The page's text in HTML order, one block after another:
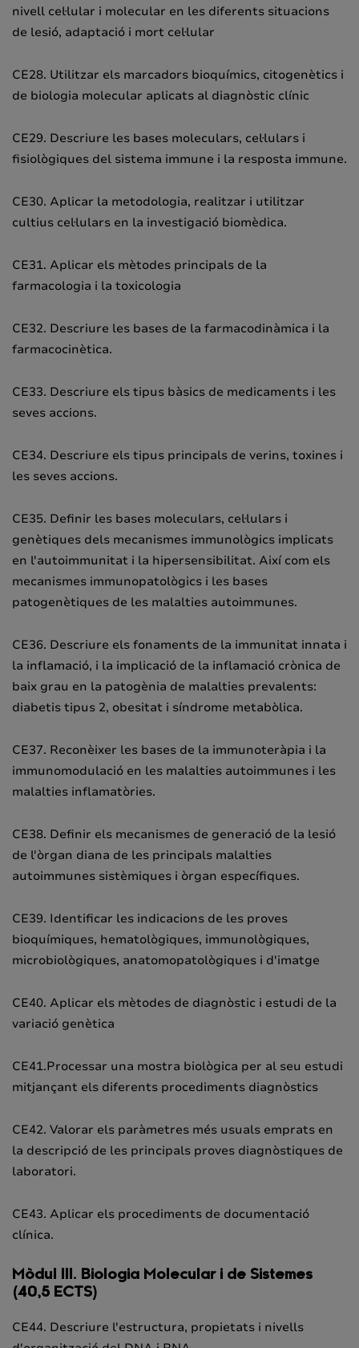
nivell cel·lular i molecular en les diferents situacions
de lesió, adaptació i mort cel·lular
CE28. Utilitzar els marcadors bioquímics, citogenètics i
de biologia molecular aplicats al diagnòstic clínic
CE29. Descriure les bases moleculars, cel·lulars i
fisiològiques del sistema immune i la resposta immune.
CE30. Aplicar la metodologia, realitzar i utilitzar
cultius cel·lulars en la investigació biomèdica.
CE31. Aplicar els mètodes principals de la
farmacologia i la toxicologia
CE32. Descriure les bases de la farmacodinàmica i la
farmacocinètica.
CE33. Descriure els tipus bàsics de medicaments i les
seves accions.
CE34. Descriure els tipus principals de verins, toxines i
les seves accions.
CE35. Definir les bases moleculars, cel·lulars i
genètiques dels mecanismes immunològics implicats
en l'autoimmunitat i la hipersensibilitat. Així com els
mecanismes immunopatològics i les bases
patogenètiques de les malalties autoimmunes.
CE36. Descriure els fonaments de la immunitat innata i
la inflamació, i la implicació de la inflamació crònica de
baix grau en la patogènia de malalties prevalents:
diabetis tipus 2, obesitat i síndrome metabòlica.
CE37. Reconèixer les bases de la immunoteràpia i la
immunomodulació en les malalties autoimmunes i les
malalties inflamatòries.
CE38. Definir els mecanismes de generació de la lesió
de l'òrgan diana de les principals malalties
autoimmunes sistèmiques i òrgan específiques.
CE39. Identificar les indicacions de les proves
bioquímiques, hematològiques, immunològiques,
microbiològiques, anatomopatològiques i d'imatge
CE40. Aplicar els mètodes de diagnòstic i estudi de la
variació genètica
CE41.Processar una mostra biològica per al seu estudi
mitjançant els diferents procediments diagnòstics
CE42. Valorar els paràmetres més usuals emprats en
la descripció de les principals proves diagnòstiques de
laboratori.
CE43. Aplicar els procediments de documentació
clínica.
Mòdul III. Biologia Molecular i de Sistemes
(40,5 ECTS)
CE44. Descriure l'estructura, propietats i nivells